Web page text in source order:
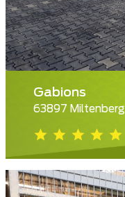
Gabions
63897 Miltenberg